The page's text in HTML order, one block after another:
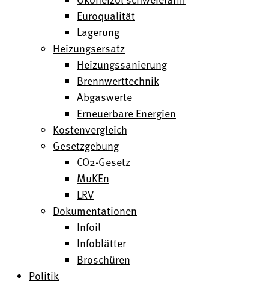
Euroqualität
Lagerung
Heizungsersatz
Heizungssanierung
Brennwerttechnik
Abgaswerte
Erneuerbare Energien
Kostenvergleich
Gesetzgebung
CO2-Gesetz
MuKEn
LRV
Dokumentationen
Infoil
Infoblätter
Broschüren
Politik